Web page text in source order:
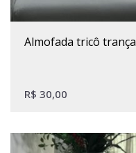
almofada tricô trança
R$ 30,00